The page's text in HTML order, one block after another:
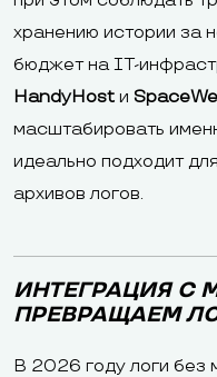
хранению истории за
бюджет на IT-
HandyHost и
масштабировать
идеально подходит
архивов логов.
ИНТЕГРАЦИЯ С
ПРЕВРАЩАЕМ
В 2026 году логи без